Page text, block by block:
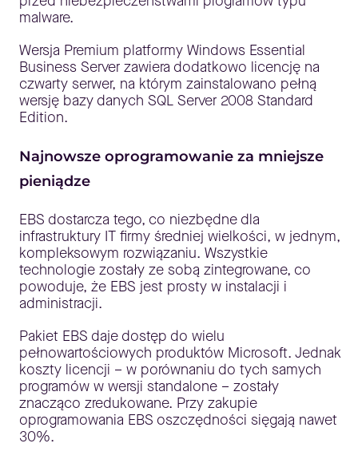
malware.
Wersja Premium platformy Windows Essential
Business Server zawiera dodatkowo licencję na
czwarty serwer, na którym zainstalowano pełną
wersję bazy danych SQL Server 2008 Standard
Edition.
Najnowsze oprogramowanie za mniejsze
pieniądze
EBS dostarcza tego, co niezbędne dla
infrastruktury IT firmy średniej wielkości, w jednym,
kompleksowym rozwiązaniu. Wszystkie
technologie zostały ze sobą zintegrowane, co
powoduje, że EBS jest prosty w instalacji i
administracji.
Pakiet EBS daje dostęp do wielu
pełnowartościowych produktów Microsoft. Jednak
koszty licencji – w porównaniu do tych samych
programów w wersji standalone – zostały
znacząco zredukowane. Przy zakupie
oprogramowania EBS oszczędności sięgają nawet
30%.